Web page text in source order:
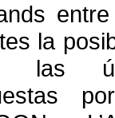
la
las